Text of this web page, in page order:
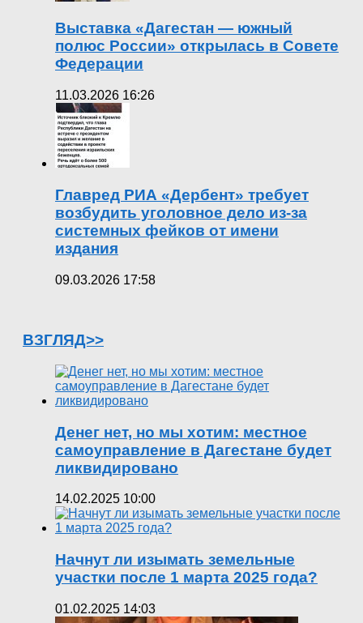
Выставка «Дагестан — южный
полюс России» открылась в Совете
Федерации
11.03.2026 16:26
Главред РИА «Дербент» требует
возбудить уголовное дело из-за
системных фейков от имени
издания
09.03.2026 17:58
ВЗГЛЯД>>
Денег нет, но мы хотим: местное
самоуправление в Дагестане будет
ликвидировано
14.02.2025 10:00
Начнут ли изымать земельные
участки после 1 марта 2025 года?
01.02.2025 14:03